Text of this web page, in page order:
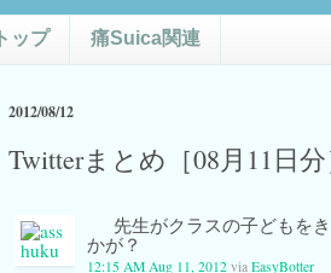
トップ 痛Suica関連
2012/08/12
Twitterまとめ［08月11日分
先生がクラスの子どもを
かが？
12:15 AM Aug 11, 2012 via EasyBotter